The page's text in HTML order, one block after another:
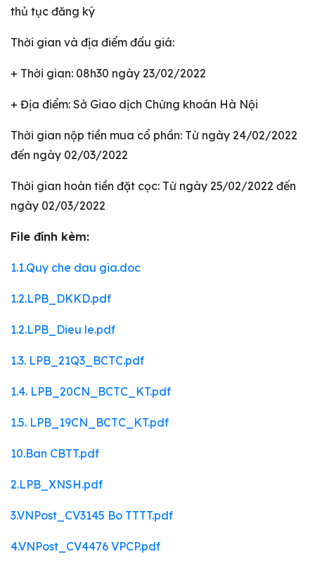
thủ tục đăng ký
Thời gian và địa điểm đấu giá:
+ Thời gian: 08h30 ngày 23/02/2022
+ Địa điểm: Sở Giao dịch Chứng khoán Hà Nội
Thời gian nộp tiền mua cổ phần: Từ ngày 24/02/2022
đến ngày 02/03/2022
Thời gian hoàn tiền đặt cọc: Từ ngày 25/02/2022 đến
ngày 02/03/2022
File đính kèm:
1.1.Quy che dau gia.doc
1.2.LPB_DKKD.pdf
1.2.LPB_Dieu le.pdf
1.3. LPB_21Q3_BCTC.pdf
1.4. LPB_20CN_BCTC_KT.pdf
1.5. LPB_19CN_BCTC_KT.pdf
10.Ban CBTT.pdf
2.LPB_XNSH.pdf
3.VNPost_CV3145 Bo TTTT.pdf
4.VNPost_CV4476 VPCP.pdf